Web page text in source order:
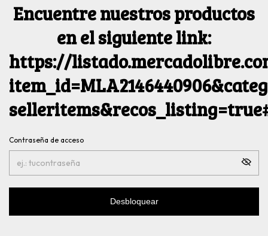
Encuentre nuestros productos
en el siguiente link:
https://
Contraseña de acceso
Desbloquear